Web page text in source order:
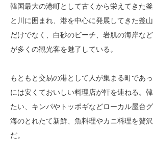
韓国最大の港町として古くから栄えてきた
と川に囲まれ、港を中心に発展してきた釜
だけでなく、白砂のビーチ、岩肌の海岸な
が多くの観光客を魅了している。
もともと交易の港として人が集まる町であ
には安くておいしい料理店が軒を連ねる。
たい、キンパやトッポギなどローカル屋台
海のとれたて新鮮、魚料理やカニ料理を贅
だ。